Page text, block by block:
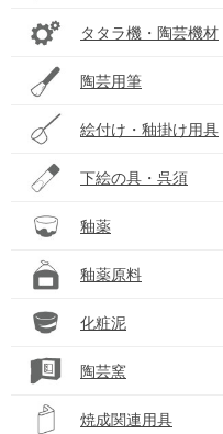
タタラ機・陶芸機材
陶芸用筆
絵付け・釉掛け用具
下絵の具・呉須
釉薬
釉薬原料
化粧泥
陶芸窯
焼成関連用具